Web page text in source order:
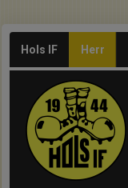
Hols IF Herr